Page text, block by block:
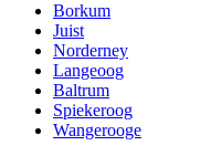
Borkum
Juist
Norderney
Langeoog
Baltrum
Spiekeroog
Wangerooge